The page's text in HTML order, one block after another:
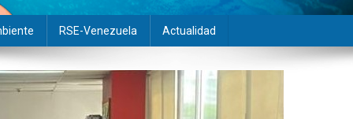
RSE-Venezuela Actualidad